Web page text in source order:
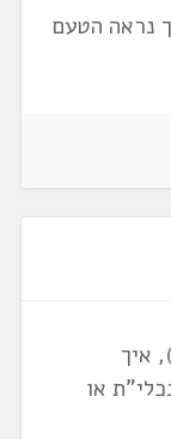
נראה הטעם
איך
או